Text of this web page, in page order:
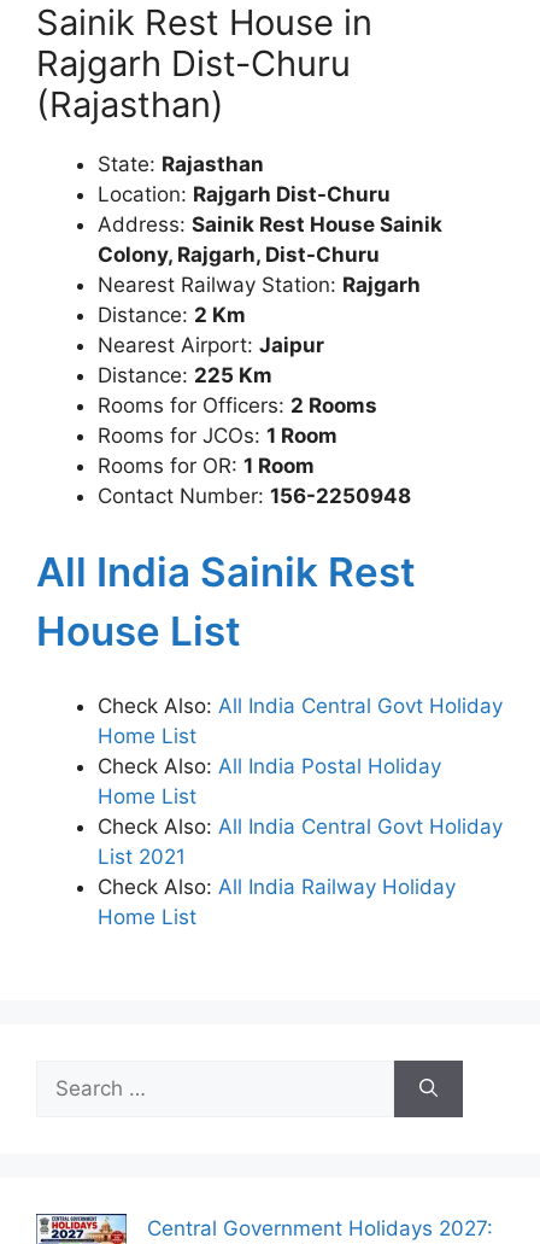
Sainik Rest House in
Rajgarh Dist-Churu
(Rajasthan)
State: Rajasthan
Location: Rajgarh Dist-Churu
Address: Sainik Rest House Sainik
Colony, Rajgarh, Dist-Churu
Nearest Railway Station: Rajgarh
Distance: 2 Km
Nearest Airport: Jaipur
Distance: 225 Km
Rooms for Officers: 2 Rooms
Rooms for JCOs: 1 Room
Rooms for OR: 1 Room
Contact Number: 156-2250948
All India Sainik Rest
House List
Check Also: All India Central Govt Holiday
Home List
Check Also: All India Postal Holiday
Home List
Check Also: All India Central Govt Holiday
List 2021
Check Also: All India Railway Holiday
Home List
for:
Central Government Holidays 2027: